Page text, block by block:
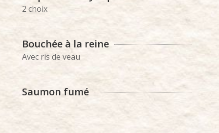
2 choix
Bouchée à la reine
Avec ris de veau
Saumon fumé